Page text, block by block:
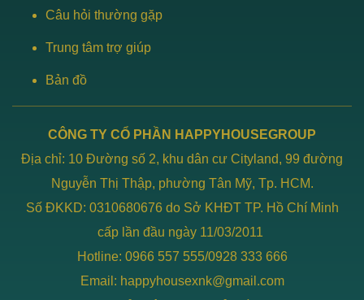
tạo từ nhôm đúc với lượng ghế khác nhau. Mọi người có thể
dùng cũng như tổng diện tích không gian. Trước khi đưa ra
quyết định mua sản phẩm, các bạn cần đảm bảo đặt bàn ghế
sao cho phù hợp nhất.
Lựa chọn bàn ghế hình dáng phù hợp
Một trong những kinh nghiệm lựa chọn bàn ghế làm từ nhôm
đúc quan trọng nhất chính là hình dạng bởi điều này ảnh
ghế nhôm đúc hiện tại rất đa dạng về hình dáng như bàn
cùng với thiết kế ghế tương thích.
Câu hỏi thường gặp
Trung tâm trợ giúp
Bản đồ
CÔNG TY CỔ PHẦN HAPPYHOUSEGROUP
Địa chỉ: 10 Đường số 2, khu dân cư Cityland, 99 đường
Nguyễn Thị Thập, phường Tân Mỹ, Tp. HCM.
Số ĐKKD: 0310680676 do Sở KHĐT TP. Hồ Chí Minh
cấp lần đầu ngày 11/03/2011
Hotline: 0966 557 555/0928 333 666
Email: happyhousexnk@gmail.com